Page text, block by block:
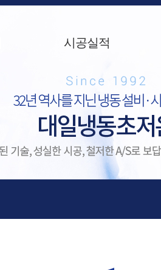
시공실적